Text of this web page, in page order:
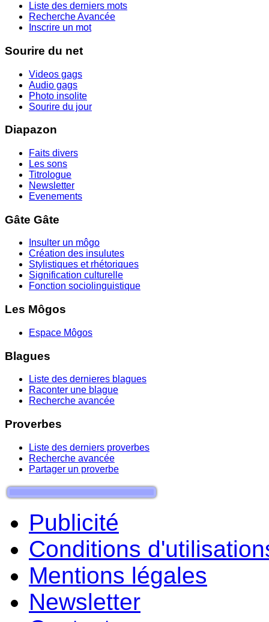
Liste des derniers mots
Recherche Avancée
Inscrire un mot
Sourire du net
Videos gags
Audio gags
Photo insolite
Sourire du jour
Diapazon
Faits divers
Les sons
Titrologue
Newsletter
Evenements
Gâte Gâte
Insulter un môgo
Création des insulutes
Stylistiques et rhétoriques
Signification culturelle
Fonction sociolinguistique
Les Môgos
Espace Môgos
Blagues
Liste des dernieres blagues
Raconter une blague
Recherche avancée
Proverbes
Liste des derniers proverbes
Recherche avancée
Partager un proverbe
Publicité
Conditions
Mentions légales
Newsletter